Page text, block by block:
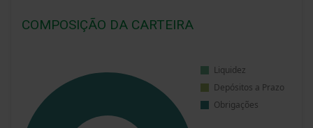
COMPOSIÇÃO DA CARTEIRA